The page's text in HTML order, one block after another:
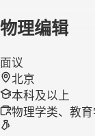
物理编辑
面议
北京
本科及以上
物理学类、教